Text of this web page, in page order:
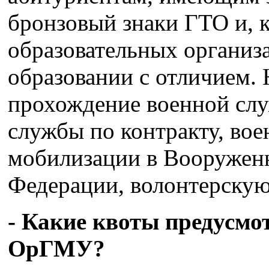
бронзовый знаки ГТО и,
образовательных
образовании с
прохождение военной
службы по контракту,
мобилизации в
Федерации,
- Какие квоты
ОрГМУ?